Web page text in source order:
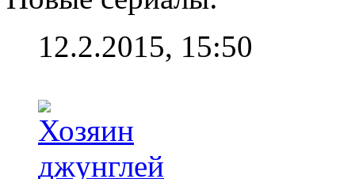
12.2.2015, 15:50